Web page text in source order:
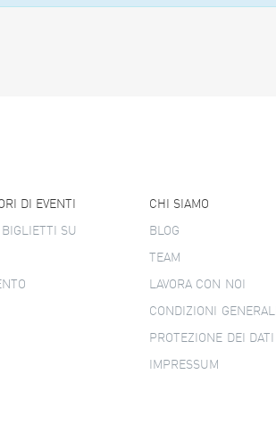
DI EVENTI
SU
CHI SIAMO
BLOG
TEAM
LAVORA CON NOI
CONDIZIONI GENERALI
PROTEZIONE DEI DATI
IMPRESSUM